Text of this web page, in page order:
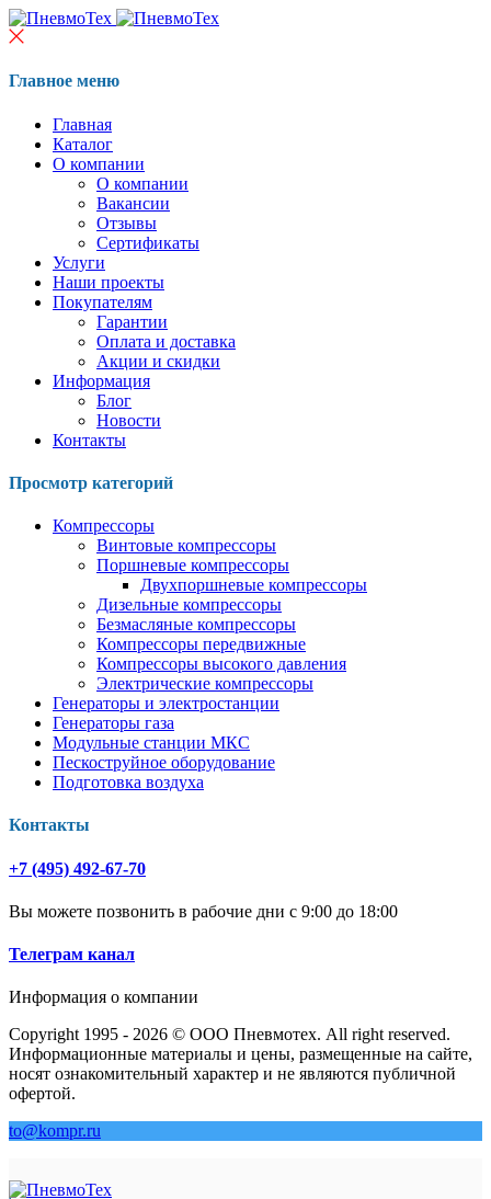
Главное меню
Главная
Каталог
О компании
О компании
Вакансии
Отзывы
Сертификаты
Услуги
Наши проекты
Покупателям
Гарантии
Оплата и доставка
Акции и скидки
Информация
Блог
Новости
Контакты
Просмотр категорий
Компрессоры
Винтовые компрессоры
Поршневые компрессоры
Двухпоршневые компрессоры
Дизельные компрессоры
Безмасляные компрессоры
Компрессоры передвижные
Компрессоры высокого давления
Электрические компрессоры
Генераторы и электростанции
Генераторы газа
Модульные станции МКС
Пескоструйное оборудование
Подготовка воздуха
Контакты
+7 (495) 492-67-70
Вы можете позвонить в рабочие дни с 9:00 до 18:00
Телеграм канал
Информация о компании
Copyright 1995 - 2026 © ООО Пневмотех. All right reserved.
Информационные материалы и цены, размещенные на сайте,
носят ознакомительный характер и не являются публичной
офертой.
to@kompr.ru